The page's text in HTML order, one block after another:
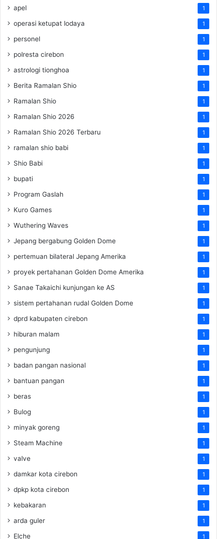
apel 1
operasi ketupat lodaya 1
personel 1
polresta cirebon 1
astrologi tionghoa 1
Berita Ramalan Shio 1
Ramalan Shio 1
Ramalan Shio 2026 1
Ramalan Shio 2026 Terbaru 1
ramalan shio babi 1
Shio Babi 1
bupati 1
Program Gaslah 1
Kuro Games 1
Wuthering Waves 1
Jepang bergabung Golden Dome 1
pertemuan bilateral Jepang Amerika 1
proyek pertahanan Golden Dome Amerika 1
Sanae Takaichi kunjungan ke AS 1
sistem pertahanan rudal Golden Dome 1
dprd kabupaten cirebon 1
hiburan malam 1
pengunjung 1
badan pangan nasional 1
bantuan pangan 1
beras 1
Bulog 1
minyak goreng 1
Steam Machine 1
valve 1
damkar kota cirebon 1
dpkp kota cirebon 1
kebakaran 1
arda guler 1
Elche 1